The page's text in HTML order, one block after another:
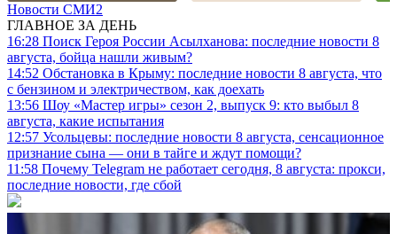
Новости СМИ2
ГЛАВНОЕ ЗА ДЕНЬ
16:28 Поиск Героя России Асылханова: последние новости 8
августа, бойца нашли живым?
14:52 Обстановка в Крыму: последние новости 8 августа, что
с бензином и электричеством, как доехать
13:56 Шоу «Мастер игры» сезон 2, выпуск 9: кто выбыл 8
августа, какие испытания
12:57 Усольцевы: последние новости 8 августа, сенсационное
признание сына — они в тайге и ждут помощи?
11:58 Почему Telegram не работает сегодня, 8 августа: прокси,
последние новости, где сбой